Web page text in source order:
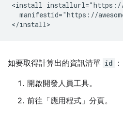
<install installurl="https://
manifestid="https://
如要取得計算出的資訊清單 id ：
開啟開發人員工具。
前往「應用程式」 分頁。